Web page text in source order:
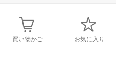
買い物かご お気に入り